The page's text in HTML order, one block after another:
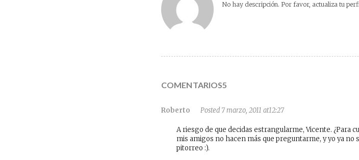
No hay descripción. Por favor, actualiza tu
COMENTARIOS5
Roberto Posted 7 marzo, 2011 at12:27
A riesgo de que decidas estrangularme, Vicente. ¿Para
mis amigos no hacen más que preguntarme, y yo ya no
pitorreo :).